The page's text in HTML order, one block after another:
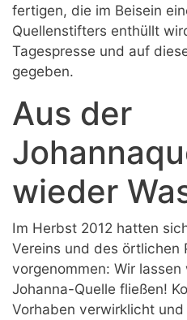
fertigen, die im Beisein
Quellenstifters enthüllt
Tagespresse und auf
gegeben.
Aus der
wieder
Im Herbst 2012 hatten
Vereins und des örtlichen
vorgenommen: Wir
Johanna-Quelle fließen!
Vorhaben verwirklicht